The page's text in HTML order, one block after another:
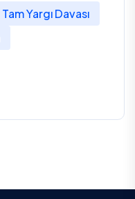
Tam Yargı Davası